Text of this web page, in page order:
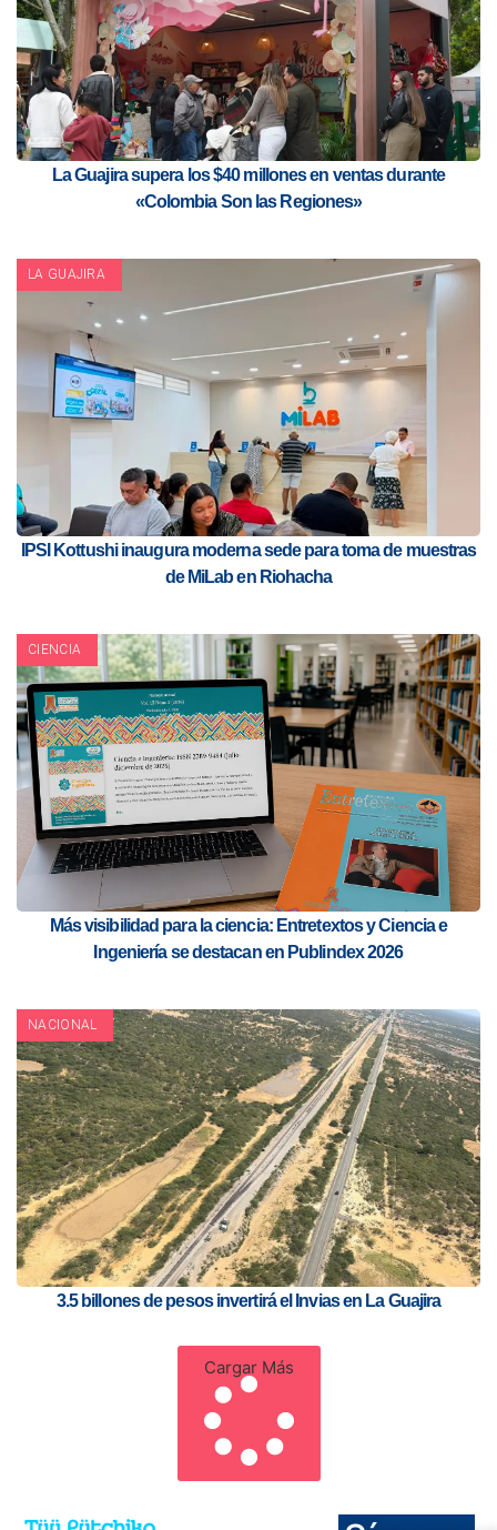
La Guajira supera los $40 millones en ventas durante
«Colombia Son las Regiones»
LA GUAJIRA
IPSI Kottushi inaugura moderna sede para toma de muestras
de MiLab en Riohacha
CIENCIA
Más visibilidad para la ciencia: Entretextos y Ciencia e
Ingeniería se destacan en Publindex 2026
NACIONAL
3.5 billones de pesos invertirá el Invias en La Guajira
Cargar Más